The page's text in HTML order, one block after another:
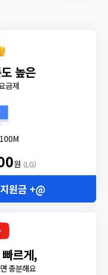
높은
금제
원 (LG)
원금 +@
르게,
충분해요